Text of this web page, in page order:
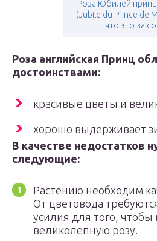
Роза Юбилей
(Jubile du Prince de
что это за
Роза английская Принц
достоинствами:
красивые цветы и
хорошо выдерживает
В качестве недостатков
следующие:
Растению необходим
От цветовода
усилия для того, чтобы
великолепную розу.